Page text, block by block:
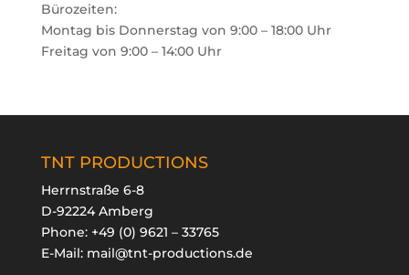
Bürozeiten:
Montag bis Donnerstag von 9:00 – 18:00 Uhr
Freitag von 9:00 – 14:00 Uhr
TNT PRODUCTIONS
Herrnstraße 6-8
D-92224 Amberg
Phone: +49 (0) 9621 – 33765
E-Mail: mail@tnt-productions.de